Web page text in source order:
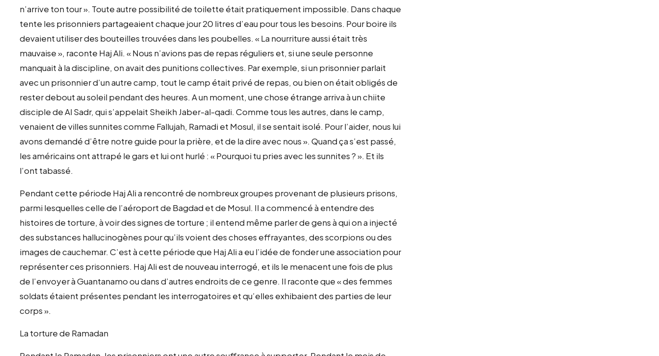
n’arrive ton tour ». Toute autre possibilité de toilette était pratiquement impossible. Dans chaque
tente les prisonniers partageaient chaque jour 20 litres d’eau pour tous les besoins. Pour boire ils
devaient utiliser des bouteilles trouvées dans les poubelles. « La nourriture aussi était très
mauvaise », raconte Haj Ali. « Nous n’avions pas de repas réguliers et, si une seule personne
manquait à la discipline, on avait des punitions collectives. Par exemple, si un prisonnier parlait
avec un prisonnier d’un autre camp, tout le camp était privé de repas, ou bien on était obligés de
rester debout au soleil pendant des heures. A un moment, une chose étrange arriva à un chiite
disciple de Al Sadr, qui s’appelait Sheikh Jaber-al-qadi. Comme tous les autres, dans le camp,
venaient de villes sunnites comme Fallujah, Ramadi et Mosul, il se sentait isolé. Pour l’aider, nous lui
avons demandé d’être notre guide pour la prière, et de la dire avec nous ». Quand ça s’est passé,
les américains ont attrapé le gars et lui ont hurlé : « Pourquoi tu pries avec les sunnites ? ». Et ils
l’ont tabassé.
Pendant cette période Haj Ali a rencontré de nombreux groupes provenant de plusieurs prisons,
parmi lesquelles celle de l’aéroport de Bagdad et de Mosul. Il a commencé à entendre des
histoires de torture, à voir des signes de torture ; il entend même parler de gens à qui on a injecté
des substances hallucinogènes pour qu’ils voient des choses effrayantes, des scorpions ou des
images de cauchemar. C’est à cette période que Haj Ali a eu l’idée de fonder une association pour
représenter ces prisonniers. Haj Ali est de nouveau interrogé, et ils le menacent une fois de plus
de l’envoyer à Guantanamo ou dans d’autres endroits de ce genre. Il raconte que « des femmes
soldats étaient présentes pendant les interrogatoires et qu’elles exhibaient des parties de leur
corps ».
La torture de Ramadan